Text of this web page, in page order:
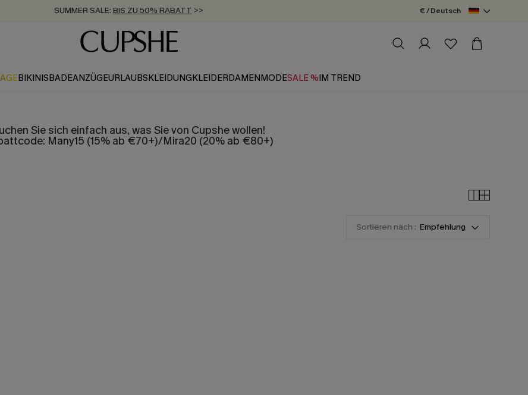
SUMMER SALE: BIS ZU 50% RABATT >>
ZUM NEWSLETTER:BIS ZU -20% EXTRA ERHALTEN
KOSTENLOSER VERSAND AB 89 €
€ / Deutsch
BIKINISBADEANZÜGEURLAUBSKLEIDUNGKLEIDERDAMENMODESALE %IM TREND
Sie sich einfach aus, was Sie von Cupshe wollen!
Many15 (15% ab €70+)/Mira20 (20% ab €80+)
Sortieren nach : Empfehlung